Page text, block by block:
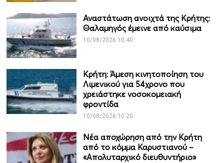
Αναστάτωση ανοιχτά της Κρήτης:
Θαλαμηγός έμεινε από καύσιμα
10/08/2026 10:40
Κρήτη: Άμεση κινητοποίηση του
Λιμενικού για 54χρονο που
χρειάστηκε νοσοκομειακή
φροντίδα
10/08/2026 10:20
Νέα αποχώρηση από την Κρήτη
από το κόμμα Καρυστιανού –
«Απολυταρχικό διευθυντήριο»